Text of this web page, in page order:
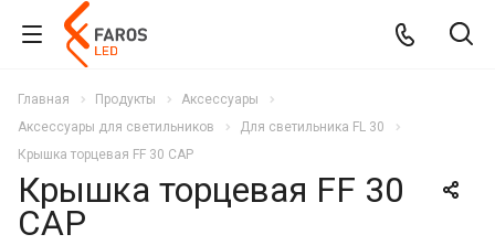
Главная Продукты
Аксессуары
Аксессуары для светильников
Для светильника FL 30
Крышка торцевая FF 30 CAP
Крышка торцевая FF 30
CAP